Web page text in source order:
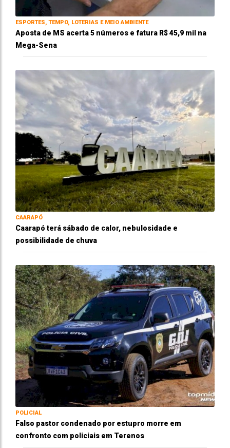
ESPORTES, TEMPO, LOTERIAS E MEIO AMBIENTE
Aposta de MS acerta 5 números e fatura R$ 45,9 mil na
Mega-Sena
CAARAPÓ
Caarapó terá sábado de calor, nebulosidade e
possibilidade de chuva
POLICIAL
Falso pastor condenado por estupro morre em
confronto com policiais em Terenos